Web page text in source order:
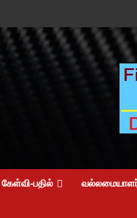
கேள்வி-பதில்